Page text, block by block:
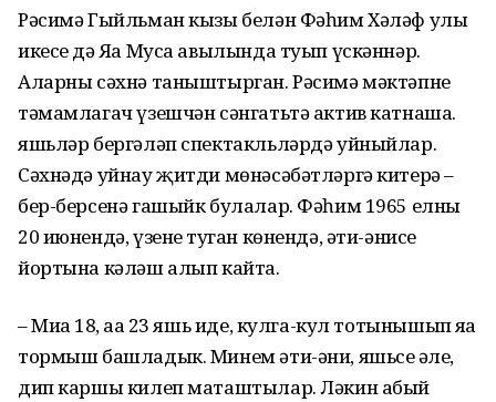
Рәсимә Гыйльман кызы белән Фәһим Хәләф улы
икесе дә Яңа Муса авылында туып үскәннәр.
Аларны сәхнә таныштырган. Рәсимә мәктәпне
тәмамлагач үзешчән сәнгатьтә актив катнаша.
яшьләр бергәләп спектакльләрдә уйныйлар.
Сәхнәдә уйнау җитди мөнәсәбәтләргә китерә –
бер-берсенә гашыйк булалар. Фәһим 1965 елның
20 июнендә, үзенең туган көнендә, әти-әнисе
йортына кәләш алып кайта.
– Миңа 18, аңа 23 яшь иде, кулга-кул тотынышып яңа
тормыш башладык. Минем әти-әни, яшьсең әле,
дип каршы килеп маташтылар. Ләкин абый